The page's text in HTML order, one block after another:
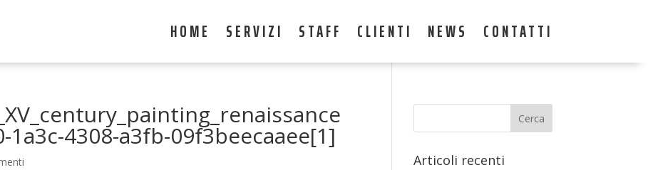
HOME SERVIZI STAFF CLIENTI NEWS CONTATTI
1a3c-4308-a3fb-09f3beecaaee[1]
Articoli recenti